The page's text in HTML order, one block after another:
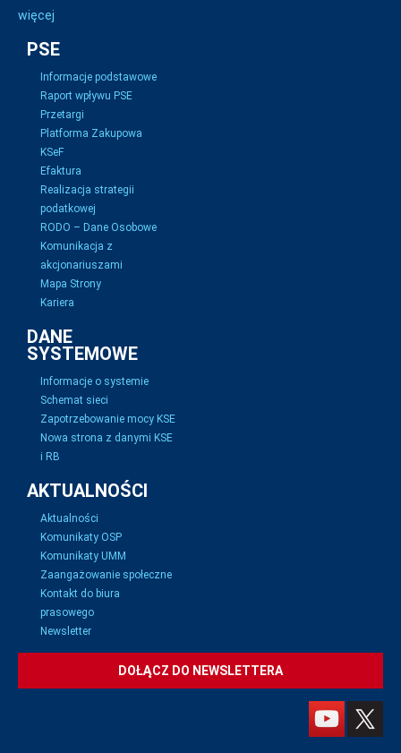
więcej
PSE
Informacje podstawowe
Raport wpływu PSE
Przetargi
Platforma Zakupowa
KSeF
Efaktura
Realizacja strategii
podatkowej
RODO – Dane Osobowe
Komunikacja z
akcjonariuszami
Mapa Strony
Kariera
DANE
SYSTEMOWE
Informacje o systemie
Schemat sieci
Zapotrzebowanie mocy KSE
Nowa strona z danymi KSE
i RB
AKTUALNOŚCI
Aktualności
Komunikaty OSP
Komunikaty UMM
Zaangażowanie społeczne
Kontakt do biura
prasowego
Newsletter
DOŁĄCZ DO NEWSLETTERA